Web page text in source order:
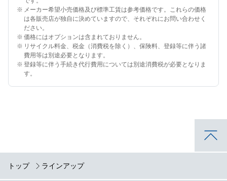
※ メーカー希望小売価格及び標準工賃は参考価格です。これらの価格
は各販売店が独自に決めていますので、それぞれにお問い合わせく
ださい。
※ 価格にはオプションは含まれておりません。
※ リサイクル料金、税金（消費税を除く）、保険料、登録等に伴う諸
費用等は別途必要となります。
※ 登録等に伴う手続き代行費用については別途消費税が必要となりま
す。
トップ ラインアップ